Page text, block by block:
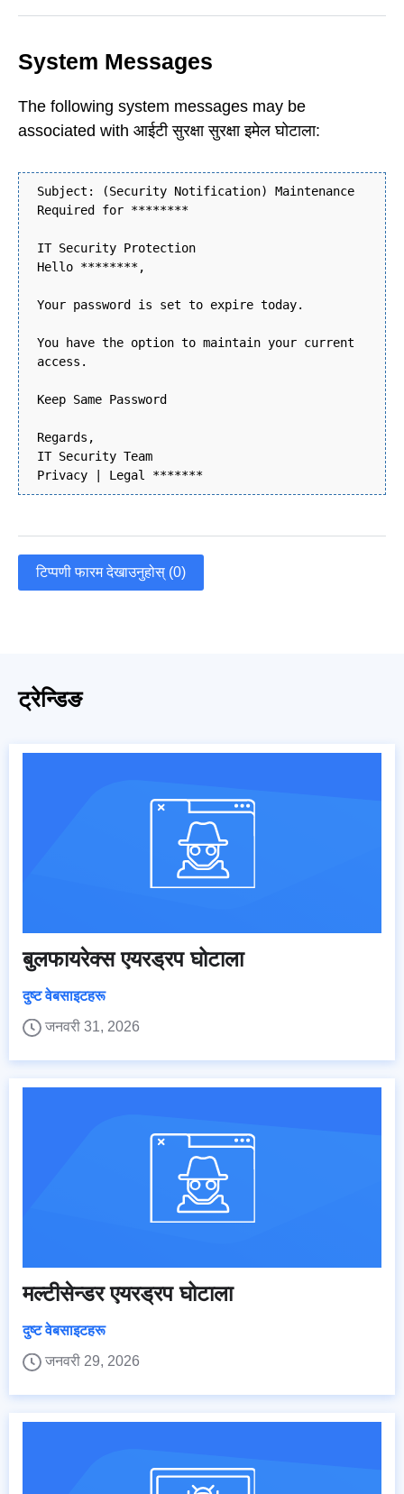
System Messages
The following system messages may be
associated with आईटी सुरक्षा सुरक्षा इमेल घोटाला:
Subject: (Security Notification) Maintenance
Required for ********
IT Security Protection
Hello ********,
Your password is set to expire today.
You have the option to maintain your current
access.
Keep Same Password
Regards,
IT Security Team
Privacy | Legal *******
टिप्पणी फारम देखाउनुहोस् (0)
ट्रेन्डिङ
बुलफायरेक्स एयरड्रप घोटाला
दुष्ट वेबसाइटहरू
जनवरी 31, 2026
मल्टीसेन्डर एयरड्रप घोटाला
दुष्ट वेबसाइटहरू
जनवरी 29, 2026